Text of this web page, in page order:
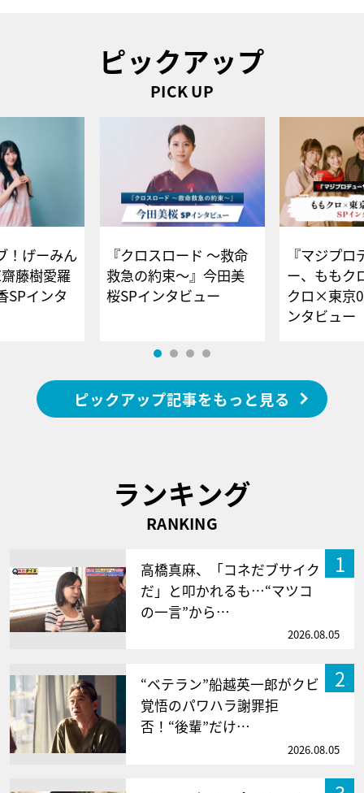
ピックアップ
PICK UP
！げーみん
藤樹愛羅
SPインタ
『クロスロード ～救命
救急の約束～』今田美
桜SPインタビュー
『マジプロ
ー、ももク
クロ×東京
ンタビュー
ピックアップ記事をもっと見る
ランキング
RANKING
1
高橋真麻、「コネだブサイク
だ」と叩かれるも…“マツコ
の一言”から…
2026.08.05
2
“ベテラン”船越英一郎がクビ
覚悟のパワハラ謝罪拒
否！“後輩”だけ…
2026.08.05